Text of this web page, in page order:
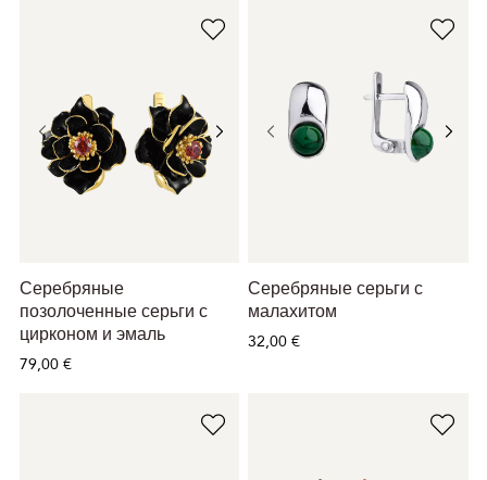
Серебряные
позолоченные серьги с
цирконом и эмаль
79,00 €
Серебряные серьги с
малахитом
32,00 €